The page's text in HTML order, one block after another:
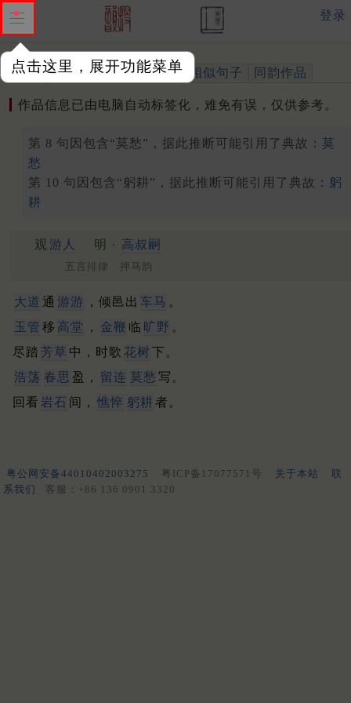
点击这里，展开功能菜单
登录
作品 标注四声 出处、引用 相似句子 同韵作品
作品信息已由电脑自动标签化，难免有误，仅供参考。
第 8 句因包含“莫愁”，据此推断可能引用了典故： 莫
愁
第 10 句因包含“躬耕”，据此推断可能引用了典故： 躬
耕
观 游人 明 · 高叔嗣
五言排律 押马韵
大道 通 游游 ，倾邑出 车马 。
玉管 移 高堂 ， 金鞭 临 旷野 。
尽踏 芳草 中，时歌 花树 下。
浩荡 春思 盈， 留连 莫愁 写。
回看 岩石 间， 憔悴 躬耕 者。
粤公网安备44010402003275 粤ICP备17077571号 关于本站
联
系我们
客服：+86 136 0901 3320